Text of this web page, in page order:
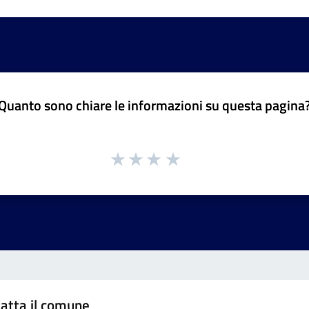
sono chiare le informazioni su questa
il comune